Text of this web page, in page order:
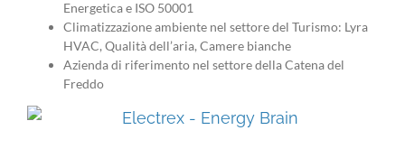
Energetica e ISO 50001
Climatizzazione ambiente nel settore del Turismo: Lyra
HVAC, Qualità dell’aria, Camere bianche
Azienda di riferimento nel settore della Catena del
Freddo